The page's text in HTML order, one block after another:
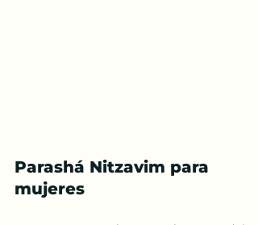
Parashá Nitzavim para
mujeres